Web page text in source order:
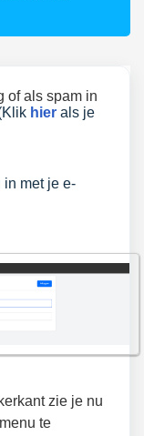
of als spam in
hier als je
in met je e-
zie je nu
te